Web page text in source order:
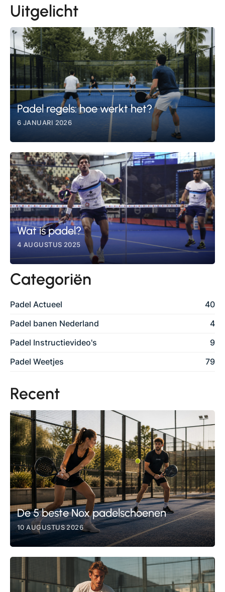
Uitgelicht
Padel regels: hoe werkt het?
6 JANUARI 2026
Wat is padel?
4 AUGUSTUS 2025
Categoriën
Padel Actueel
40
Padel banen Nederland
4
Padel Instructievideo's
9
Padel Weetjes
79
Recent
De 5 beste Nox padelschoenen
10 AUGUSTUS 2026